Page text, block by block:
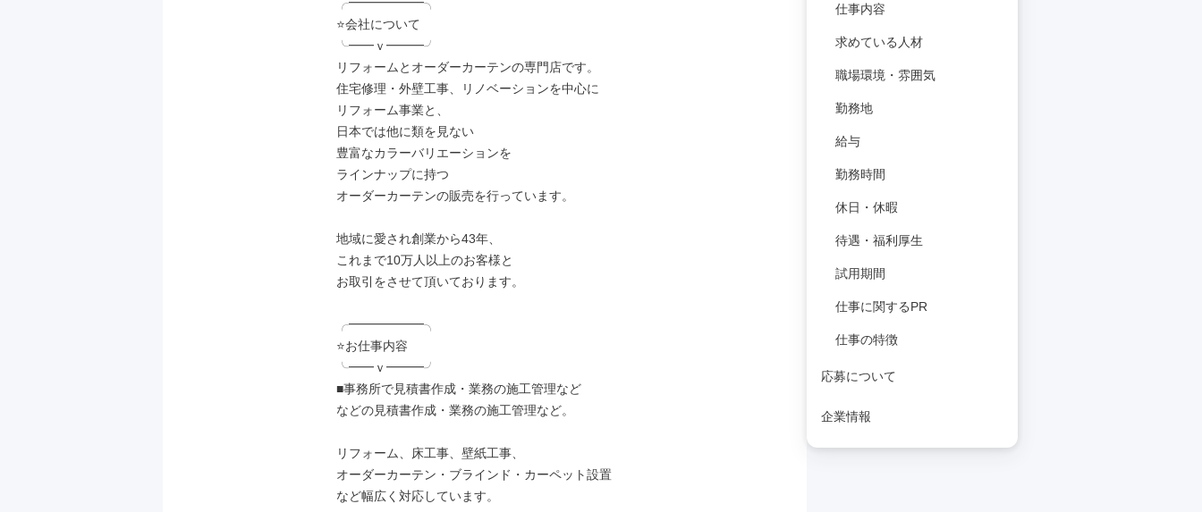
⭐会社について
╰━━ｖ━━━╯
リフォームとオーダーカーテンの専門店です。
住宅修理・外壁工事、リノベーションを中心に
リフォーム事業と、
日本では他に類を見ない
豊富なカラーバリエーションを
ラインナップに持つ
オーダーカーテンの販売を行っています。
地域に愛され創業から43年、
これまで10万人以上のお客様と
お取引をさせて頂いております。
╭━━━━━━╮
⭐お仕事内容
╰━━ｖ━━━╯
■事務所で見積書作成・業務の施工管理など
などの見積書作成・業務の施工管理など。
リフォーム、床工事、壁紙工事、
オーダーカーテン・ブラインド・カーペット設置
など幅広く対応しています。
仕事内容
求めている人材
職場環境・雰囲気
勤務地
給与
勤務時間
休日・休暇
待遇・福利厚生
試用期間
仕事に関するPR
仕事の特徴
応募について
企業情報